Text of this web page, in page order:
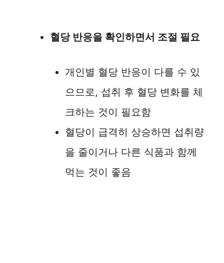
혈당 반응을 확인하면서 조절 필요
개인별 혈당 반응이 다를 수 있
으므로, 섭취 후 혈당 변화를 체
크하는 것이 필요함
혈당이 급격히 상승하면 섭취량
을 줄이거나 다른 식품과 함께
먹는 것이 좋음